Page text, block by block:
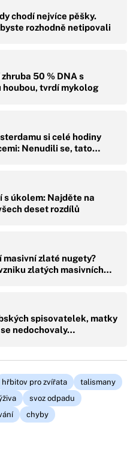
chodí nejvíce pěšky.
rozhodně netipovali
50 % DNA s
houbou, tvrdí mykolog
si celé hodiny
Nenudili se, tato…
s úkolem: Najděte na
deset rozdílů
masivní zlaté nugety?
zlatých masivních…
spisovatelek, matky
se nedochovaly…
hřbitov pro zvířata
talismany
svoz odpadu
chyby